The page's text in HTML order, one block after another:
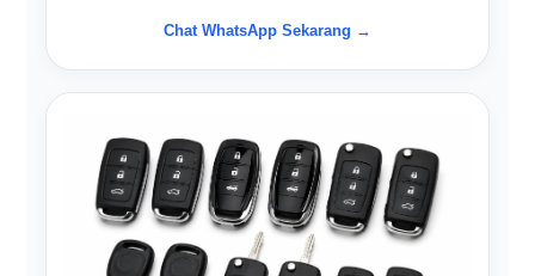
Chat WhatsApp Sekarang →